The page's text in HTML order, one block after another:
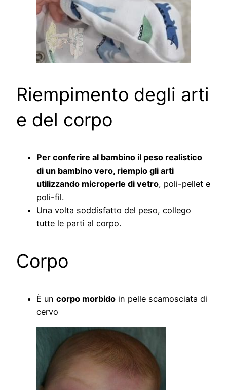
Riempimento degli arti
e del corpo
Per conferire al bambino il peso realistico
di un bambino vero, riempio gli arti
utilizzando microperle di vetro, poli-pellet e
poli-fil.
Una volta soddisfatto del peso, collego
tutte le parti al corpo.
Corpo
È un corpo morbido in pelle scamosciata di
cervo